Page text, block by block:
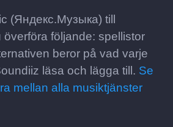
(Яндекс.Музыка) till
överföra följande: spellistor
beror på vad varje
läsa och lägga till. Se
mellan alla musiktjänster